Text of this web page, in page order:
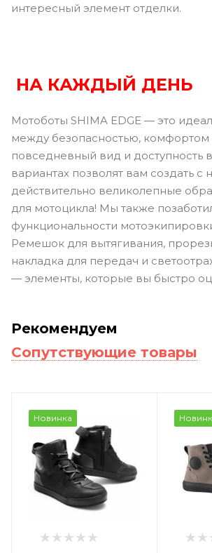
интересный элемент отделки.
НА КАЖДЫЙ ДЕНЬ
Мотоботы SHIMA EDGE — это
между безопасностью, комфортом
повседневный вид и доступность
вариантах позволят вам создать с
действительно великолепные
для мотоцикла! Мы также
функциональности
Ремешок для вытягивания,
накладка для передач и
— элементы, которые вы быстро
Рекомендуем
Сопутствующие товары
Новинка